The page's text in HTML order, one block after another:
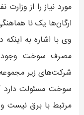
مورد نیاز را از
ارگان‌ها یک نا
وی با اشاره به
مصرف سوخت وجود
شرکت‌های زیر
سوخت مسئولت دارد
مرتبط با برق نیست